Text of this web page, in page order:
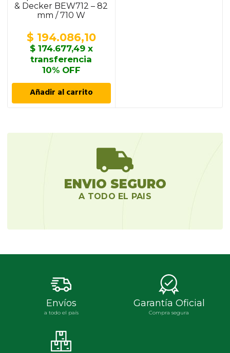
& Decker BEW712 – 82
mm / 710 W
$ 194.086,10
$174.677,49x
transferencia
10% OFF
Añadir al carrito
ENVIO SEGURO
A TODO EL PAIS
Envíos
a todo el país
Garantía Oficial
Compra segura